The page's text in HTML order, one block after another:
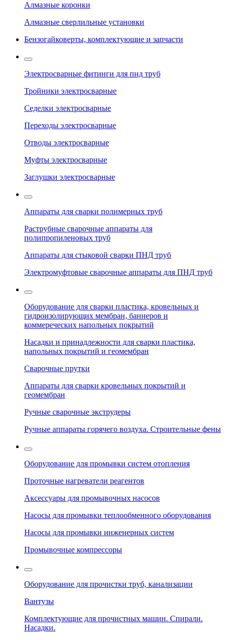
Алмазные коронки
Алмазные сверлильные установки
Бензогайковерты, комплектующие и запчасти
Электросварные фитинги для пнд труб
Тройники электросварные
Седелки электросварные
Переходы электросварные
Отводы электросварные
Муфты электросварные
Заглушки электросварные
Аппараты для сварки полимерных труб
Раструбные сварочные аппараты для
полипропиленовых труб
Аппараты для стыковой сварки ПНД труб
Электромуфтовые сварочные аппараты для ПНД труб
Оборудование для сварки пластика, кровельных и
гидроизолирующих мембран, баннеров и
коммереческих напольных покрытий
Насадки и принадлежности для сварки пластика,
напольных покрытий и геомембран
Сварочные прутки
Аппараты для сварки кровельных покрытий и
геомембран
Ручные сварочные экструдеры
Ручные аппараты горячего воздуха. Строительные фены
Оборудование для промывки систем отопления
Проточные нагреватели реагентов
Аксессуары для промывочных насосов
Насосы для промывки теплообменного оборудования
Насосы для промывки инженерных систем
Промывочные компрессоры
Оборудование для прочистки труб, канализации
Вантузы
Комплектующие для прочистных машин. Спирали.
Насадки.